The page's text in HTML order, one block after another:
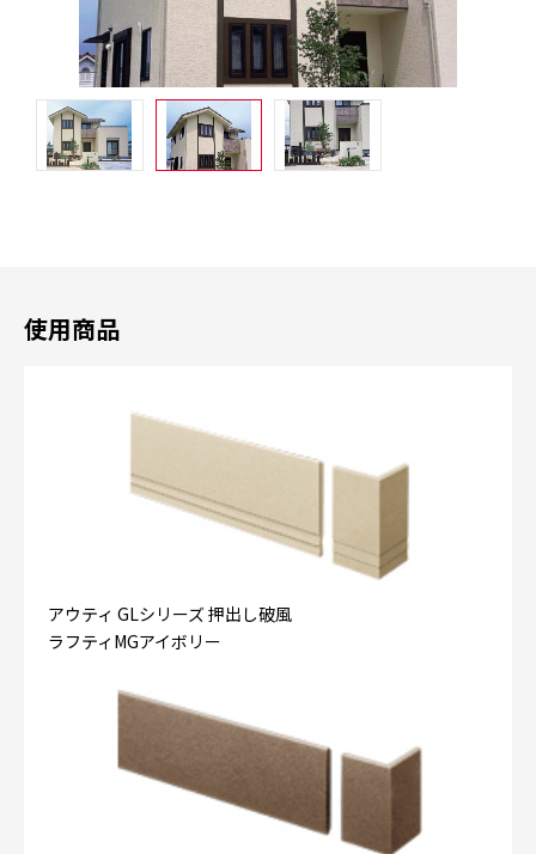
使用商品
アウティ GLシリーズ 押出し破風
ラフティMGアイボリー